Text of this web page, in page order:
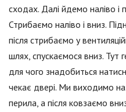
сходах. Далі йдемо наліво і
Стрибаємо наліво і вниз.
після стрибаємо у
шлях, спускаємося вниз. Тут
для чого знадобиться
чекає двері. Ми виходимо
перила, а після ковзаємо